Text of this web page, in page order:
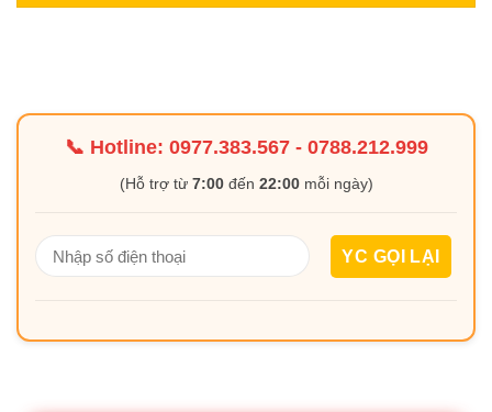
📞 Hotline: 0977.383.567- 0788.212.999
(Hỗ trợ từ 7:00đến 22:00mỗi ngày)